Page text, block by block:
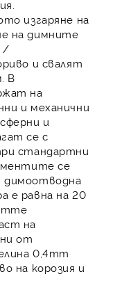
изгаряне на
на димните
/
и свалят
В
на
и механични
и
се с
стандартни
се
е равна на 20
на
от
0,4mm
на корозия и